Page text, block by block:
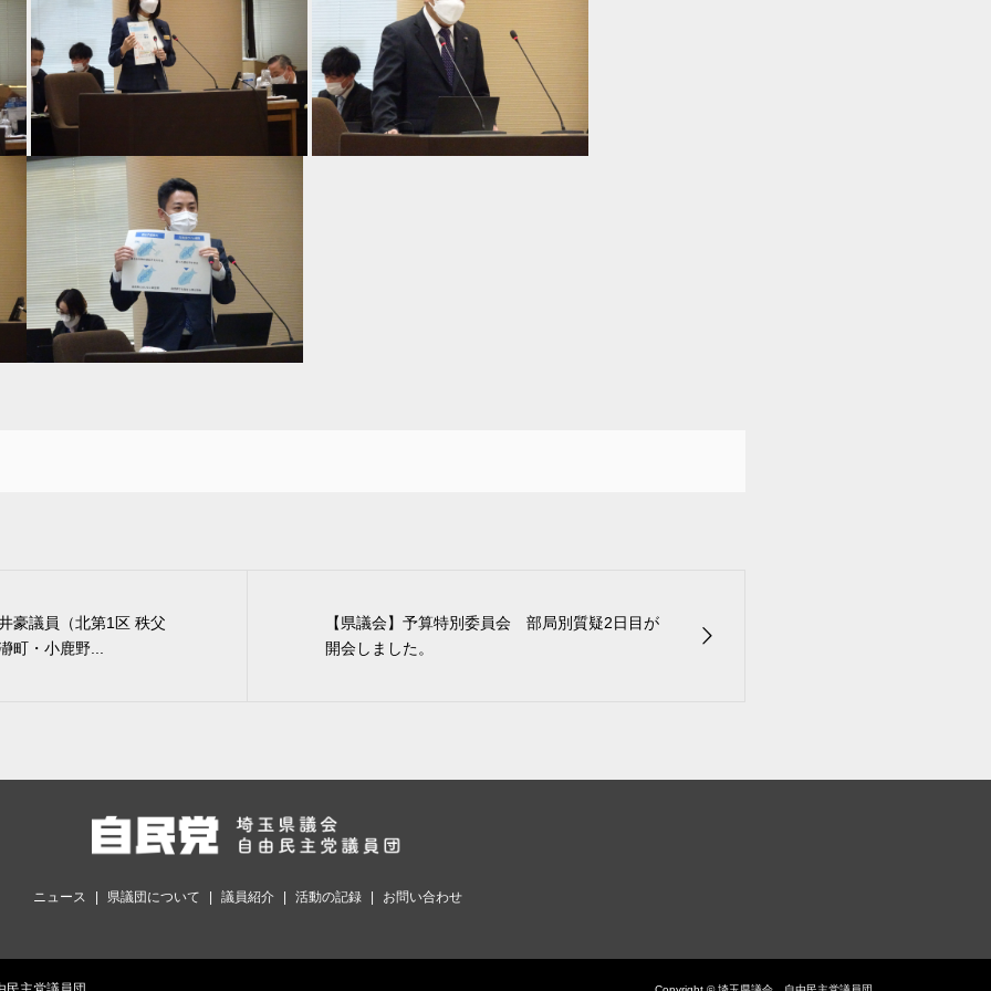
豪議員（北第1区 秩父
町・小鹿野...
【県議会】予算特別委員会 部局別質疑2日目が
開会しました。
ニュース 県議団について 議員紹介 活動の記録 お問い合わせ